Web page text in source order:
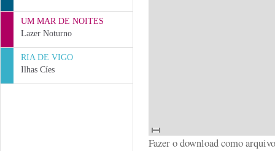
UM MAR DE NOITES
Lazer Noturno
RIA DE VIGO
Ilhas Cíes
Fazer o download como